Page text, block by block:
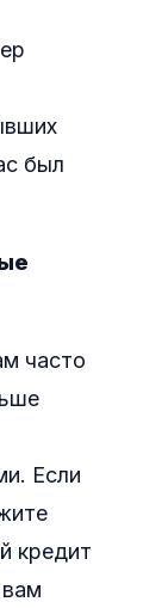
был
часто
Если
кредит